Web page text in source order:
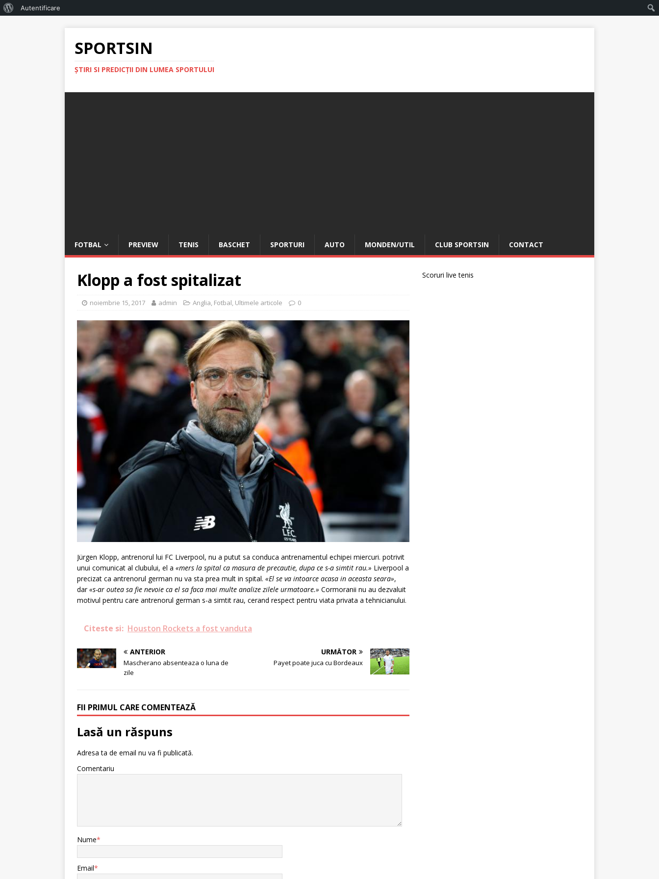
Autentificare
SPORTSIN
ŞTIRI SI PREDICŢII DIN LUMEA SPORTULUI
FOTBAL PREVIEW TENIS BASCHET SPORTURI AUTO MONDEN/UTIL CLUB SPORTSIN CONTACT
Klopp a fost spitalizat
noiembrie 15, 2017 admin Anglia, Fotbal, Ultimele articole 0
Jürgen Klopp, antrenorul lui FC Liverpool, nu a putut sa conduca antrenamentul echipei miercuri. potrivit
unui comunicat al clubului, el a «mers la spital ca masura de precautie, dupa ce s-a simtit rau.» Liverpool a
precizat ca antrenorul german nu va sta prea mult in spital. «El se va intoarce acasa in aceasta seara»,
dar«s-ar outea sa fie nevoie ca el sa faca mai multe analize zilele urmatoare.» Cormoranii nu au dezvaluit
motivul pentru care antrenorul german s-a simtit rau, cerand respect pentru viata privata a tehnicianului.
Citeste si: Houston Rockets a fost vanduta
ANTERIOR
Mascherano absenteaza o luna de
zile
URMĂTOR
Payet poate juca cu Bordeaux
FII PRIMUL CARE COMENTEAZĂ
Lasă un răspuns
Adresa ta de email nu va fi publicată.
Comentariu
Nume*
Email*
Scoruri live tenis